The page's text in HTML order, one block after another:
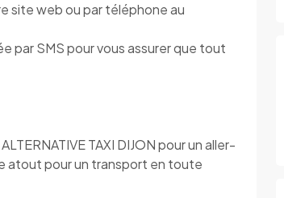
site web ou par téléphone au
par SMS pour vous assurer que tout
TAXI DIJON pour un aller-
atout pour un transport en toute